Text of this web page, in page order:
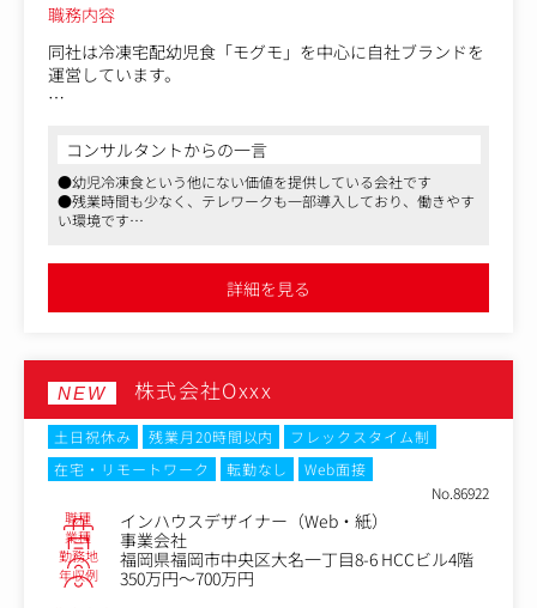
・他チーム（CS/商品企画/デザイン）との連携とプロジェ
クト推進
職務内容
同社は冷凍宅配幼児食「モグモ」を中心に自社ブランドを
運営しています。
点の冷凍宅配食事サービスです。
忙しい保護者のために、健康的かつバランスの取れた食事
を提供し、お子様の成長をサポートしています。
家族の成長を支えるライフスタイルブランドです。
採用と広報を半々で担い、「会社と商品の魅力を伝え、仲
間とファンを増やす」仕事をまるごと担当。
配属は経営直下。経営陣と直接議論しながら戦略から実行
まで担う、事業成長を「人」と「発信」の両輪で加速させ
る新設ポジションです。
あなたが最初のカタチをつくり、将来的には人事広報責任
＜具体的には＞
・中途・新卒採用の企画・実行（スカウト、媒体・エージ
コンサルタントからの一言
●幼児冷凍食という他にない価値を提供している会社です
●残業時間も少なく、テレワークも一部導入しており、働きやす
い環境です
詳細を見る
NEW 株式会社Oxxx
土日祝休み 残業月20時間以内
フレックスタイム制
在宅・リモートワーク
転勤なし
Web面接
No.86922
職種 インハウスデザイナー（Web・紙）
業種 事業会社
勤務地 福岡県福岡市中央区大名一丁目8-6 HCCビル4階
年収例
350万円～700万円